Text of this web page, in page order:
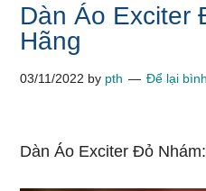
Dàn Áo Exciter
Hãng
03/11/2022 by pth Để lại
Dàn Áo Exciter Đỏ Nhám: